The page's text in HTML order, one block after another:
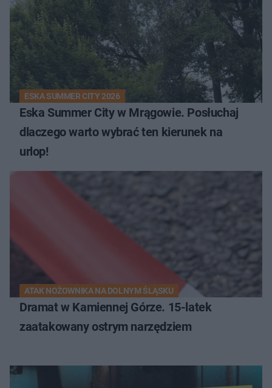
ESKA SUMMER CITY 2026
Eska Summer City w Mrągowie. Posłuchaj
dlaczego warto wybrać ten kierunek na
urlop!
ATAK NOŻOWNIKA NA DOLNYM ŚLĄSKU
Dramat w Kamiennej Górze. 15-latek
zaatakowany ostrym narzędziem